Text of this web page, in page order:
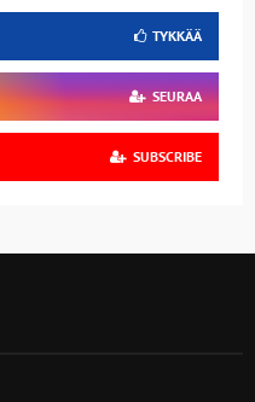
TYKKÄÄ
SEURAA
SUBSCRIBE